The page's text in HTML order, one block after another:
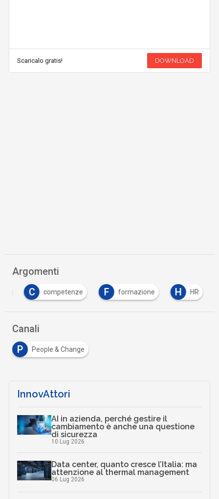
Scaricalo gratis! DOWNLOAD
Argomenti
C competenze F formazione H HR
Canali
P
People & Change
InnovAttori
AI in azienda, perché gestire il
cambiamento è anche una questione
di sicurezza
10 Lug 2026
Data center, quanto cresce l’Italia: ma
attenzione al thermal management
06 Lug 2026